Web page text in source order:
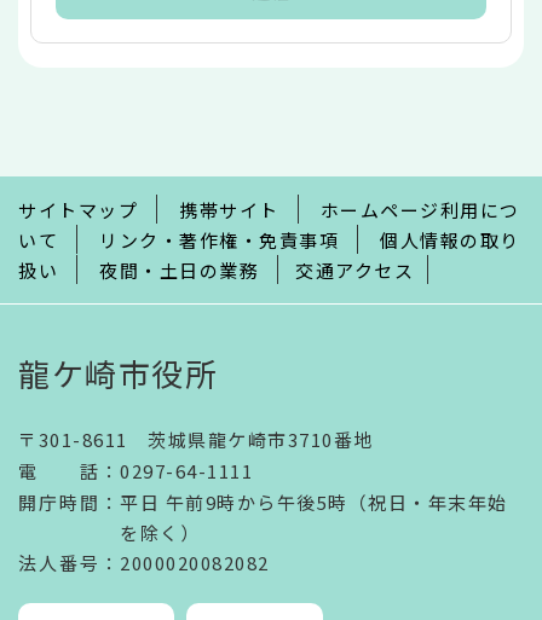
で
サイトマップ 携帯サイト
ホームページ利用につ
いて
リンク・著作権・免責事項
個人情報の取り
扱い
夜間・土日の業務 交通アクセス
龍ケ崎市役所
〒301-8611 茨城県龍ケ崎市3710番地
電話 ： 0297-64-1111
開庁時間 ： 平日 午前9時から午後5時（祝日・年末年始
を除く）
法人番号 ：2000020082082